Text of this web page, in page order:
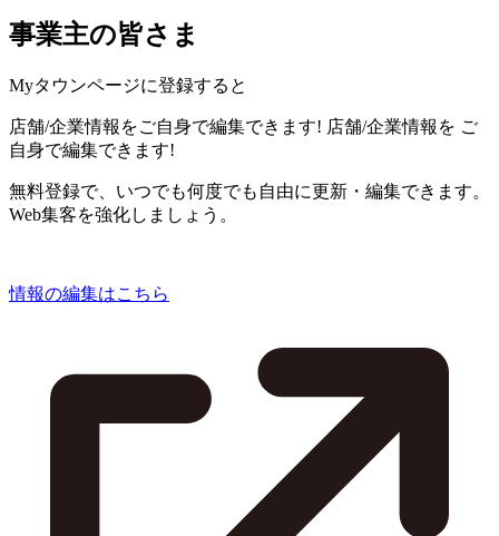
事業主の皆さま
Myタウンページに登録すると
店舗/企業情報をご自身で編集できます! 店舗/企業情報を ご
自身で編集できます!
無料登録で、いつでも何度でも自由に更新・編集できます。
Web集客を強化しましょう。
情報の編集はこちら